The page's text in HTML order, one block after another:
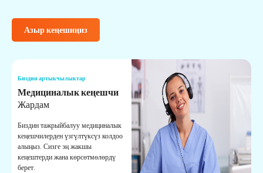
Азыр кеңешиңиз
Биздин артыкчылыктар
Медициналык кеңешчи
Жардам
Биздин тажрыйбалуу медициналык
кеңешчилерден үзгүлтүксүз колдоо
алыңыз. Сизге эң жакшы
кеңештерди жана көрсөтмөлөрдү
берет.